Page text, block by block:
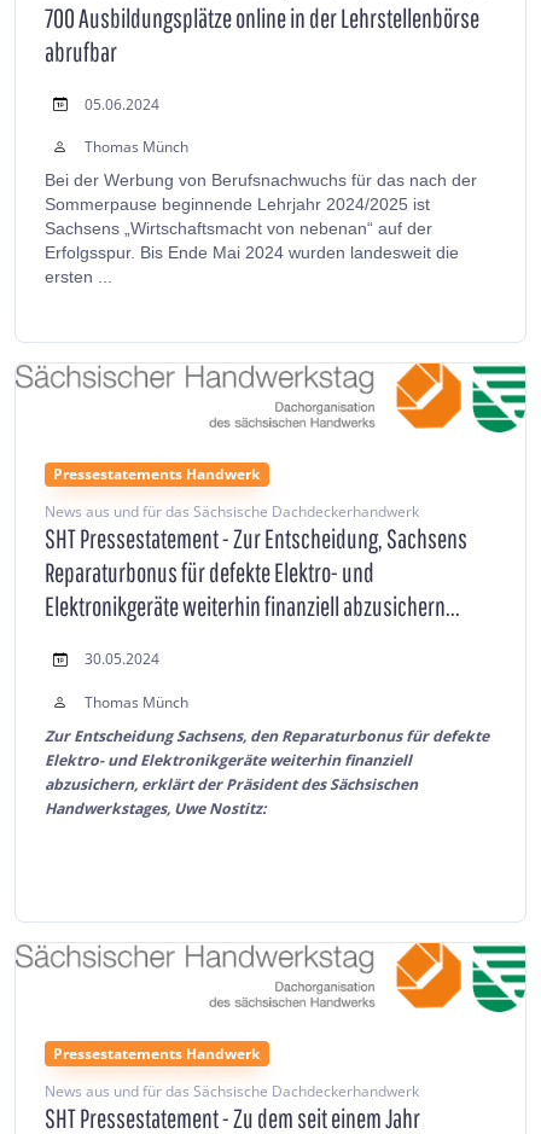
700 Ausbildungsplätze online in der Lehrstellenbörse
abrufbar
05.06.2024
Thomas Münch
Bei der Werbung von Berufsnachwuchs für das nach der
Sommerpause beginnende Lehrjahr 2024/2025 ist
Sachsens „Wirtschaftsmacht von nebenan“ auf der
Erfolgsspur. Bis Ende Mai 2024 wurden landesweit die
ersten ...
Pressestatements Handwerk
News aus und für das Sächsische Dachdeckerhandwerk
SHT Pressestatement - Zur Entscheidung, Sachsens
Reparaturbonus für defekte Elektro- und
Elektronikgeräte weiterhin finanziell abzusichern...
30.05.2024
Thomas Münch
Zur Entscheidung Sachsens, den Reparaturbonus für defekte
Elektro- und Elektronikgeräte weiterhin finanziell
abzusichern, erklärt der Präsident des Sächsischen
Handwerkstages, Uwe Nostitz:
Pressestatements Handwerk
News aus und für das Sächsische Dachdeckerhandwerk
SHT Pressestatement - Zu dem seit einem Jahr